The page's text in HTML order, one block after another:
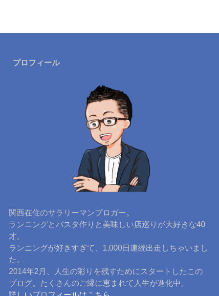
プロフィール
関西在住のサラリーマンブロガー。
ランニングとパスタ作りと美味しい店巡りが大好きな40
才。
ランニングが好きすぎて、1,000日連続出走しちゃいまし
た。
2014年2月、人生の彩りを残すためにスタートしたこの
ブログ。たくさんのご縁に恵まれて人生が進化中。